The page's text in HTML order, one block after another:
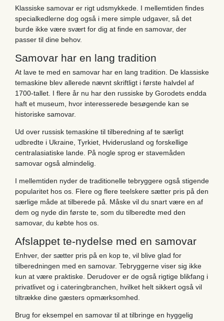
Klassiske samovar er rigt udsmykkede. I mellemtiden findes
specialkedlerne dog også i mere simple udgaver, så det
burde ikke være svært for dig at finde en samovar, der
passer til dine behov.
Samovar har en lang tradition
At lave te med en samovar har en lang tradition. De klassiske
temaskine blev allerede nævnt skriftligt i første halvdel af
1700-tallet. I flere år nu har den russiske by Gorodets endda
haft et museum, hvor interesserede besøgende kan se
historiske samovar.
Ud over russisk temaskine til tilberedning af te særligt
udbredte i Ukraine, Tyrkiet, Hviderusland og forskellige
centralasiatiske lande. På nogle sprog er stavemåden
samovar også almindelig.
I mellemtiden nyder de traditionelle tebryggere også stigende
popularitet hos os. Flere og flere teelskere sætter pris på den
særlige måde at tilberede på. Måske vil du snart være en af ​​
dem og nyde din første te, som du tilberedte med den
samovar, du købte hos os.
Afslappet te-nydelse med en samovar
Enhver, der sætter pris på en kop te, vil blive glad for
tilberedningen med en samovar. Tebryggerne viser sig ikke
kun at være praktiske. Derudover er de også rigtige blikfang i
privatlivet og i cateringbranchen, hvilket helt sikkert også vil
tiltrække dine gæsters opmærksomhed.
Brug for eksempel en samovar til at tilbringe en hyggelig